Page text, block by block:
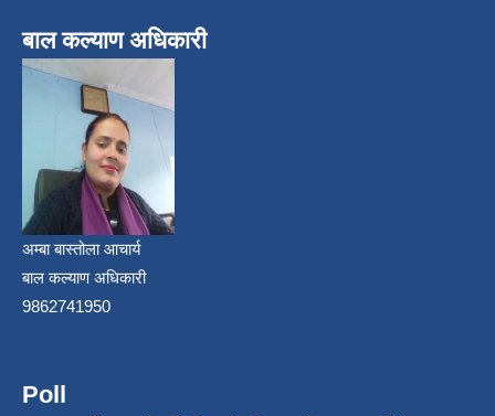
बाल कल्याण अधिकारी
अम्बा बास्तोला आचार्य
बाल कल्याण अधिकारी
9862741950
Poll